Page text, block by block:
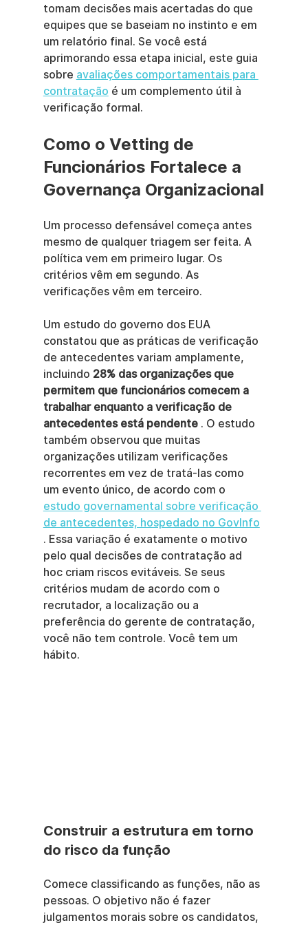
tomam decisões mais acertadas do que
equipes que se baseiam no instinto e em
um relatório final. Se você está
aprimorando essa etapa inicial, este guia
sobre avaliações comportamentais para
contratação é um complemento útil à
verificação formal.
Como o Vetting de
Funcionários Fortalece a
Governança Organizacional
Um processo defensável começa antes
mesmo de qualquer triagem ser feita. A
política vem em primeiro lugar. Os
critérios vêm em segundo. As
verificações vêm em terceiro.
Um estudo do governo dos EUA
constatou que as práticas de verificação
de antecedentes variam amplamente,
incluindo 28% das organizações que
permitem que funcionários comecem a
trabalhar enquanto a verificação de
antecedentes está pendente . O estudo
também observou que muitas
organizações utilizam verificações
recorrentes em vez de tratá-las como
um evento único, de acordo com o
estudo governamental sobre verificação
de antecedentes, hospedado no GovInfo
. Essa variação é exatamente o motivo
pelo qual decisões de contratação ad
hoc criam riscos evitáveis. Se seus
critérios mudam de acordo com o
recrutador, a localização ou a
preferência do gerente de contratação,
você não tem controle. Você tem um
hábito.
Construir a estrutura em torno
do risco da função
Comece classificando as funções, não as
pessoas. O objetivo não é fazer
julgamentos morais sobre os candidatos,